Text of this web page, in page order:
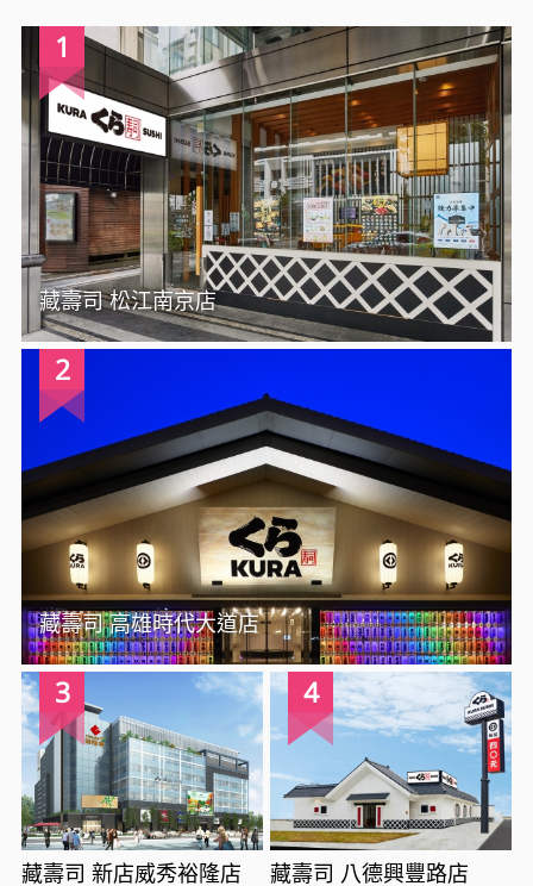
1
藏壽司 松江南京店
2
藏壽司 高雄時代大道店
3
藏壽司 新店威秀裕隆店
4
藏壽司 八德興豐路店